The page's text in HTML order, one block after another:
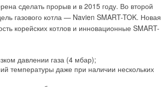
сделать прорыв и в 2015 году. Во второй
газового котла — Navien SMART-TOK. Новая
корейских котлов и инновационные SMART-
давлении газа (4 мбар);
температуры даже при наличии нескольких
узла к вертикальному участку трубопровода.
Ду32, отводы — Ду20. Подобное решение
оборудования, сохраняя приемлемым значение
узлов Giacomini позволяет
задачу проектирования и монтажа